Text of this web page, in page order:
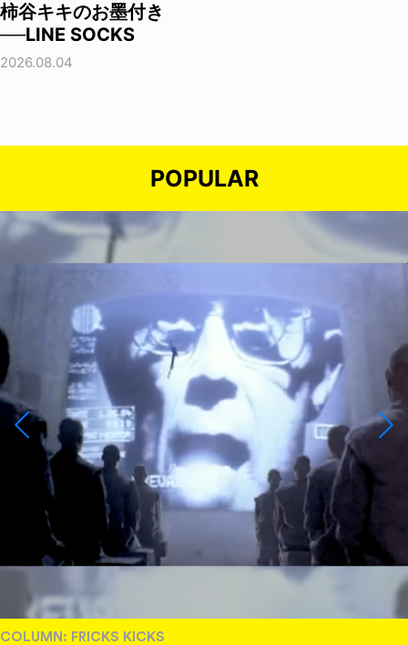
柿谷キキのお墨付き
──LINE SOCKS
2026.08.04
POPULAR
COLUMN: FRICKS KICKS